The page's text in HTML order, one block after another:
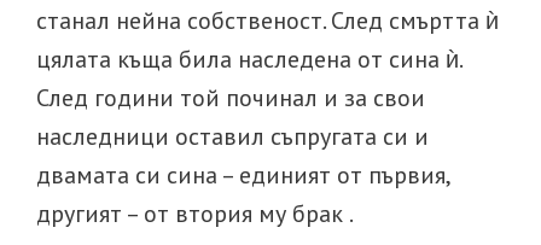
станал нейна собственост. След смъртта ѝ
цялата къща била наследена от сина ѝ.
След години той починал и за свои
наследници оставил съпругата си и
двамата си сина – единият от първия,
другият – от втория му брак .